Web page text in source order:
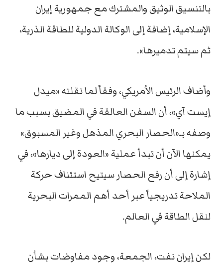
بالتنسيق الوثيق والمشترك مع جمهورية إيران
الإسلامية، إضافة إلى الوكالة الدولية للطاقة الذرية،
ثم سيتم تدميرها».
وأضاف الرئيس الأمريكي، وفقاً لما نقلته «ميدل
إيست آي»، أن السفن العالقة في المضيق بسبب ما
وصفه بـ«الحصار البحري المذهل وغير المسبوق»
يمكنها الآن أن تبدأ عملية «العودة إلى ديارها»، في
إشارة إلى أن رفع الحصار سيتيح استئناف حركة
الملاحة تدريجياً عبر أحد أهم الممرات البحرية
لنقل الطاقة في العالم.
لكن إيران نفت، الجمعة، وجود مفاوضات بشأن